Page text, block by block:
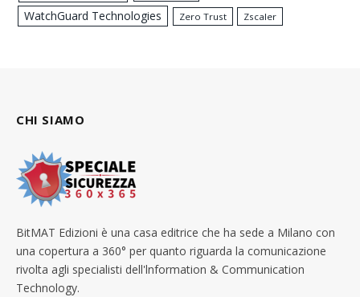
WatchGuard Technologies Zero Trust Zscaler
CHI SIAMO
BitMAT Edizioni è una casa editrice che ha sede a Milano con
una copertura a 360° per quanto riguarda la comunicazione
rivolta agli specialisti dell'lnformation & Communication
Technology.